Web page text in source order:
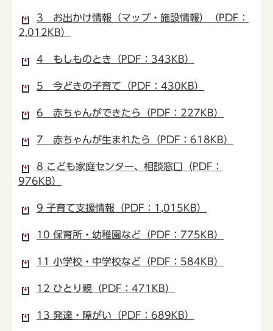
3 お出かけ情報（マップ・施設情報）（PDF：
2,012KB）
4 もしものとき（PDF：343KB）
5 今どきの子育て（PDF：430KB）
6 赤ちゃんができたら（PDF：227KB）
7 赤ちゃんが生まれたら（PDF：618KB）
8 こども家庭センター、相談窓口（PDF：
976KB）
9 子育て支援情報（PDF：1,015KB）
10 保育所・幼稚園など（PDF：775KB）
11 小学校・中学校など（PDF：584KB）
12 ひとり親（PDF：471KB）
13 発達・障がい（PDF：689KB）